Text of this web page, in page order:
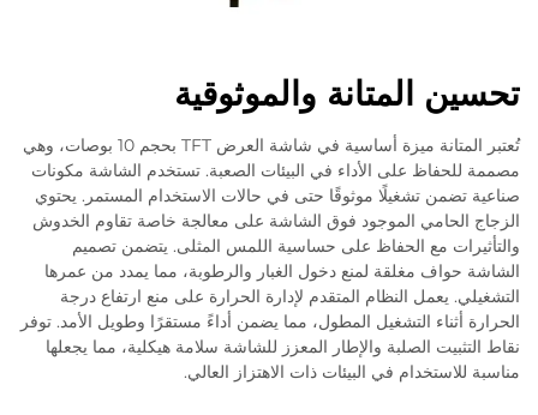
والموثوقية
تُعتبر المتانة ميزة أساسية في شاشة العرض TFT بحجم 10 بوصات، وهي
على الأداء في البيئات الصعبة. تستخدم الشاشة مكونات
تشغيلًا موثوقًا حتى في حالات الاستخدام المستمر. يحتوي
الموجود فوق الشاشة على معالجة خاصة تقاوم الخدوش
مع الحفاظ على حساسية اللمس المثلى. يتضمن تصميم
مغلقة لمنع دخول الغبار والرطوبة، مما يمدد من عمرها
النظام المتقدم لإدارة الحرارة على منع ارتفاع درجة
التشغيل المطول، مما يضمن أداءً مستقرًا وطويل الأمد. توفر
الصلبة والإطار المعزز للشاشة سلامة هيكلية، مما يجعلها
في البيئات ذات الاهتزاز العالي.